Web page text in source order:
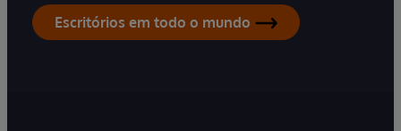
Escritórios em todo o mundo